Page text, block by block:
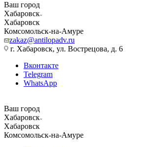
Ваш город
Хабаровск
Хабаровск
Комсомольск-на-Амуре
zakaz@antilopadv.ru
г. Хабаровск, ул. Вострецова, д. 6
Вконтакте
Telegram
WhatsApp
Ваш город
Хабаровск
Хабаровск
Комсомольск-на-Амуре